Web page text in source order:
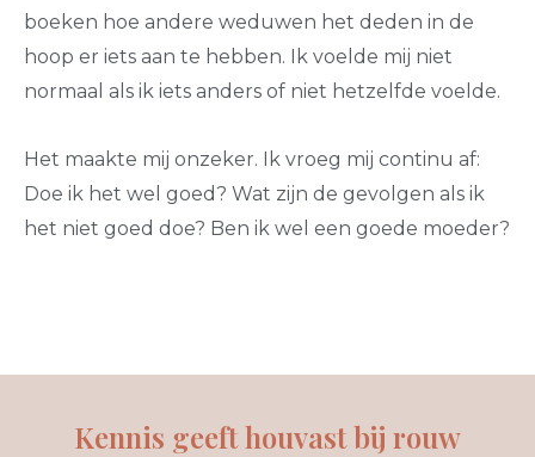
boeken hoe andere weduwen het deden in de
hoop er iets aan te hebben. Ik voelde mij niet
normaal als ik iets anders of niet hetzelfde voelde.
Het maakte mij onzeker. Ik vroeg mij continu af:
Doe ik het wel goed? Wat zijn de gevolgen als ik
het niet goed doe? Ben ik wel een goede moeder?
Kennis geeft houvast bij rouw